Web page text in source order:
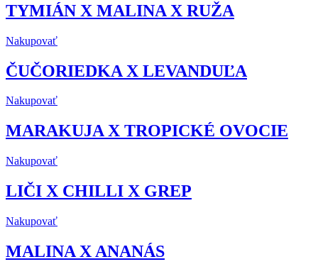
TYMIÁN X MALINA X RUŽA
Nakupovať
ČUČORIEDKA X LEVANDUĽA
Nakupovať
MARAKUJA X TROPICKÉ OVOCIE
Nakupovať
LIČI X CHILLI X GREP
Nakupovať
MALINA X ANANÁS